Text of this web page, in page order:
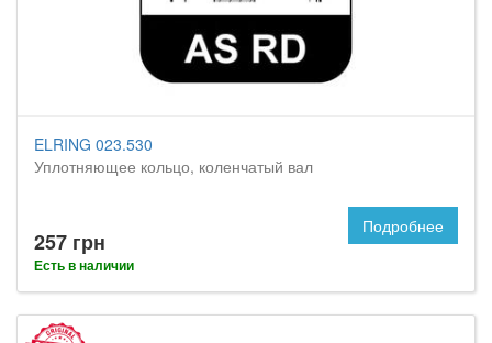
ELRING 023.530
Уплотняющее кольцо, коленчатый вал
257 грн
Есть в наличии
Подробнее